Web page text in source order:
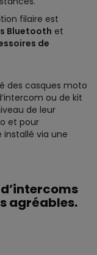
filaire est
Bluetooth et
de
des casques moto
ou de kit
de leur
et pour
installé via une
agréables.